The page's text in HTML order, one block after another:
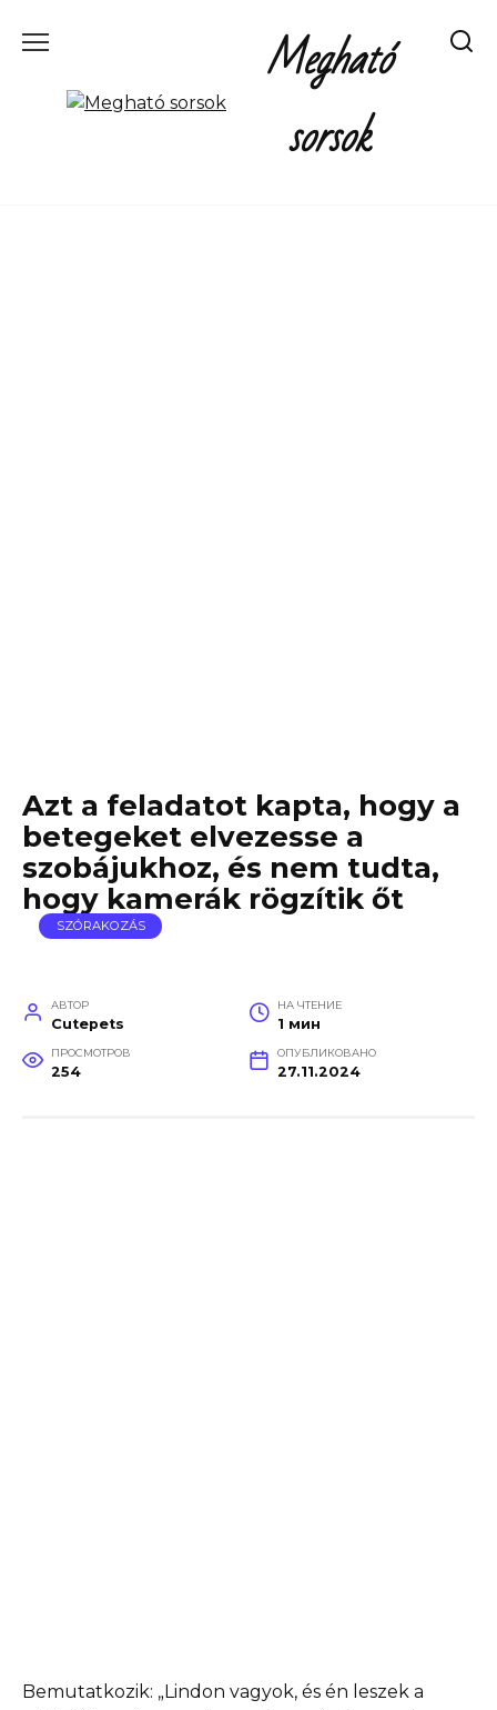
Megható
sorsok
Azt a feladatot kapta, hogy a
betegeket elvezesse a
szobájukhoz, és nem tudta,
hogy kamerák rögzítik őt
SZÓRAKOZÁS
АВТОР
Cutepets
НА ЧТЕНИЕ
1 мин
ПРОСМОТРОВ
254
ОПУБЛИКОВАНО
27.11.2024
Bemutatkozik: „Lindon vagyok, és én leszek a